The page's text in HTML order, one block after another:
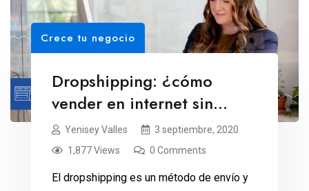
Crece tu negocio
Dropshipping: ¿cómo
vender en internet sin
stock?
Yenisey Valles
3 septiembre, 2020
1,877 Views
0 Comments
El dropshipping es un método de envío y